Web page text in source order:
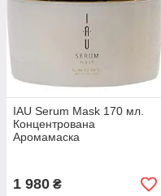
IAU Serum Mask 170 мл.
Концентрована
Аромамаска
1 980 ₴